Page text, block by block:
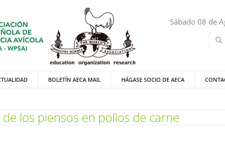
Sábado 08 de
BOLETÍN AECA MAIL HÁGASE SOCIO DE AECA
de los piensos en pollos de carne